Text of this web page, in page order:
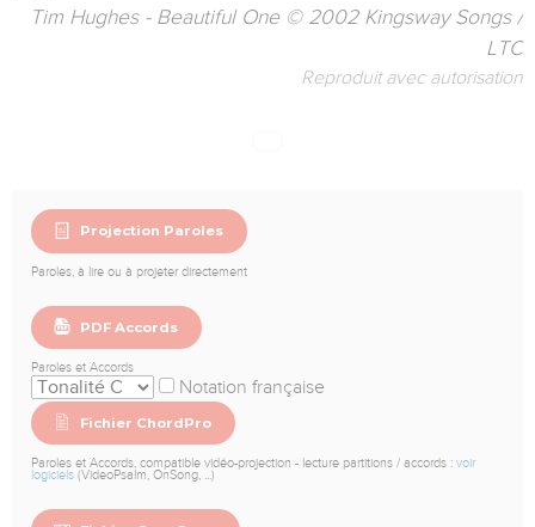
Tim Hughes - Beautiful One © 2002 Kingsway Songs /
LTC
Reproduit avec autorisation
Projection Paroles
Paroles, à lire ou à projeter directement
PDF Accords
Paroles et Accords
Notation française
Fichier ChordPro
Paroles et Accords, compatible vidéo-projection - lecture partitions / accords : voir
logiciels (VideoPsalm, OnSong, ...)